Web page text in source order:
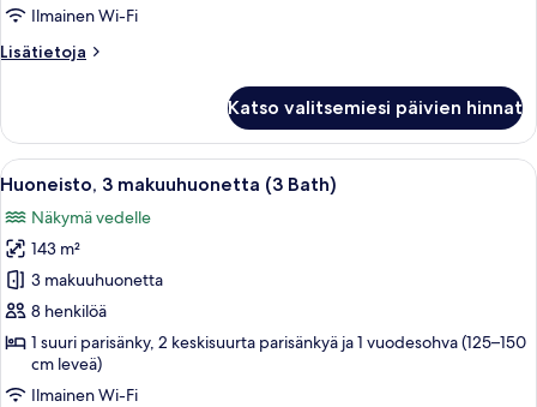
bath)
kuvat
Ilmainen Wi-Fi
Lisätietoja
Lisätietoja
makuuhuonetta
(3
bath)
Katso valitsemiesi päivien hinnat
Avaa
kaikki
huonetyypin
Huoneisto,
3
makuuhuonetta
(3
Bath)
kuvat
Moderni huoneisto, jossa on
12
Huoneisto, 3 makuuhuonetta (3 Bath)
Näkymä vedelle
143 m²
3 makuuhuonetta
8 henkilöä
1 suuri parisänky, 2 keskisuurta parisänkyä ja 1 vuodesohva (125–150
cm leveä)
Ilmainen Wi-Fi